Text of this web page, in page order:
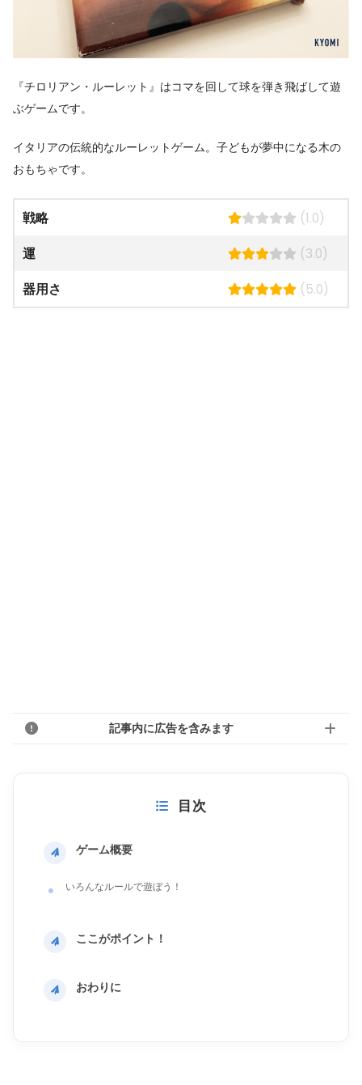
『チロリアン・ルーレット』はコマを回して球を弾き飛ばして遊
ぶゲームです。
イタリアの伝統的なルーレットゲーム。子どもが夢中になる木の
おもちゃです。
戦略 (1.0)
運 (3.0)
器用さ (5.0)
記事内に広告を含みます
目次
ゲーム概要
いろんなルールで遊ぼう！
ここがポイント！
おわりに